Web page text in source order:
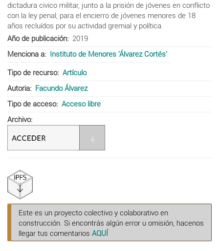
dictadura civico militar, junto a la prisión de jóvenes en conflicto
con la ley penal, para el encierro de jóvenes menores de 18
años recluídos por su actividad gremial y política.
Año de publicación
2019
Menciona a
Instituto de Menores 'Álvarez Cortés'
Tipo de recurso
Artículo
Autoria
Facundo Álvarez
Tipo de acceso
Acceso libre
Archivo
Este es un proyecto colectivo y colaborativo en
construcción. Si encontrás algún error u omisión, hacenos
llegar tus comentarios AQUÍ